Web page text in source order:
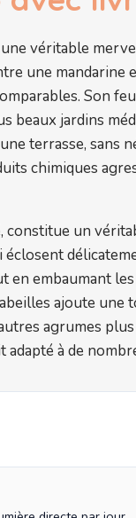
véritable
une
Son
beaux jardins
terrasse, sans
chimiques
un
embaumant
ajoute une
agrumes
à de